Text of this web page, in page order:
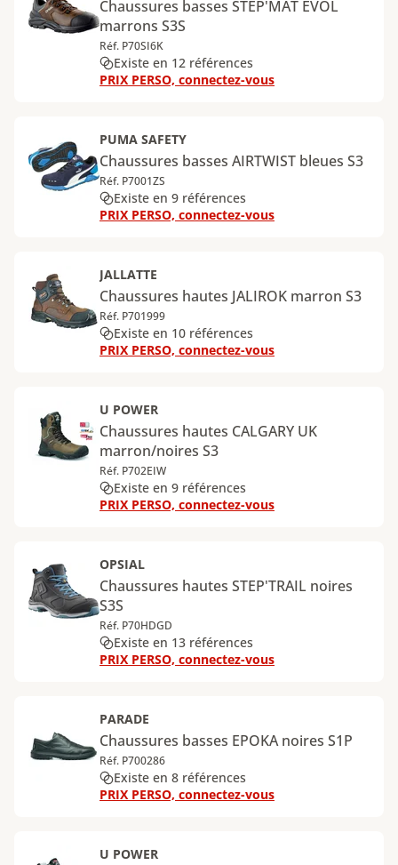
Chaussures basses STEP'MAT EVOL
marrons S3S
Réf. P70SI6K
Existe en 12 références
PRIX PERSO, connectez-vous
PUMA SAFETY
Chaussures basses AIRTWIST bleues S3
Réf. P7001ZS
Existe en 9 références
PRIX PERSO, connectez-vous
JALLATTE
Chaussures hautes JALIROK marron S3
Réf. P701999
Existe en 10 références
PRIX PERSO, connectez-vous
U POWER
Chaussures hautes CALGARY UK
marron/noires S3
Réf. P702EIW
Existe en 9 références
PRIX PERSO, connectez-vous
OPSIAL
Chaussures hautes STEP'TRAIL noires
S3S
Réf. P70HDGD
Existe en 13 références
PRIX PERSO, connectez-vous
PARADE
Chaussures basses EPOKA noires S1P
Réf. P700286
Existe en 8 références
PRIX PERSO, connectez-vous
U POWER